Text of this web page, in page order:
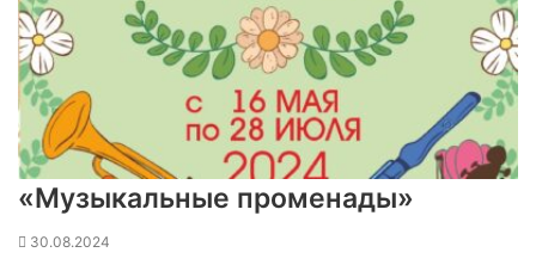
«Музыкальные променады»
30.08.2024